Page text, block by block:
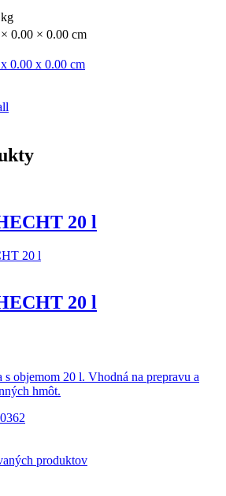
0.00 × 0.00 cm
0.00 x 0.00 cm
20 l
20 l
s objemom 20 l. Vhodná na prepravu a
hmôt.
produktov